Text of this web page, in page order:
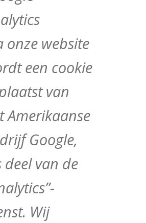
onze website
een cookie
van
Amerikaanse
Google,
deel van de
Wij